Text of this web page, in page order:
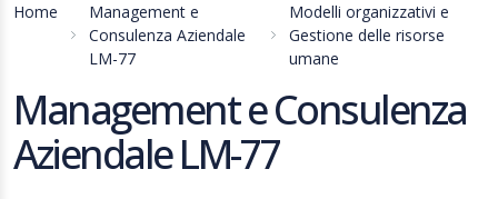
Home
Management e
Consulenza Aziendale
LM-77
Modelli organizzativi e
Gestione delle risorse
umane
Management e Consulenza
Aziendale LM-77